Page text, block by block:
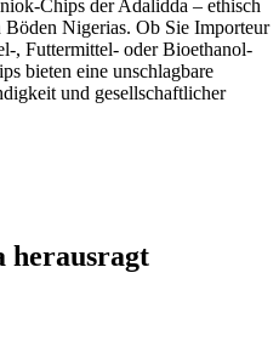
Chips der Adalidda – ethisch
Böden Nigerias. Ob Sie Importeur
, Futtermittel- oder Bioethanol-
bieten eine unschlagbare
und gesellschaftlicher
herausragt